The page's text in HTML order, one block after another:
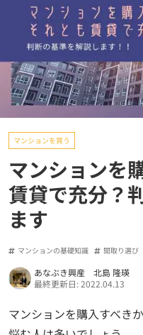
マンションを買う
マンションを
賃貸で充分？
ます
マンションの基礎知識 間取り選び
あなぶき興産 北島 隆瑛
最終更新日: 2022.04.13
マンションを購入すべき